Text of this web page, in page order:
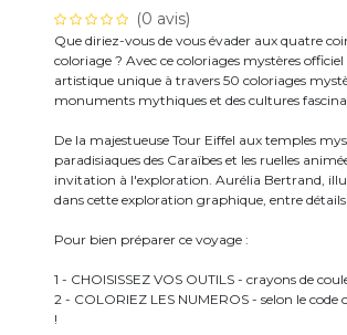
(0 avis)
Que diriez-vous de vous évader aux quatre
coloriage ? Avec ce coloriages mystères
artistique unique à travers 50 coloriages
monuments mythiques et des cultures
De la majestueuse Tour Eiffel aux temples
paradisiaques des Caraïbes et les ruelles
invitation à l'exploration. Aurélia Bertrand,
dans cette exploration graphique, entre
Pour bien préparer ce voyage :
1 - CHOISISSEZ VOS OUTILS - crayons de
2 - COLORIEZ LES NUMEROS - selon le
!